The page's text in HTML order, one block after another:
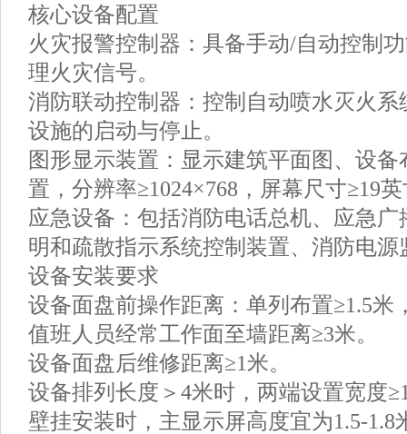
核心设备配置
火灾报警控制器：具备手动/自动控制
理火灾信号。
消防联动控制器：控制自动喷水灭火
设施的启动与停止。
图形显示装置：显示建筑平面图、设
置，分辨率≥1024×768，屏幕尺寸≥19
应急设备：包括消防电话总机、应急
明和疏散指示系统控制装置、消防电源
设备安装要求
设备面盘前操作距离：单列布置≥1.5米
值班人员经常工作面至墙距离≥3米。
设备面盘后维修距离≥1米。
设备排列长度＞4米时，两端设置宽度
壁挂安装时，主显示屏高度宜为1.5-1.8